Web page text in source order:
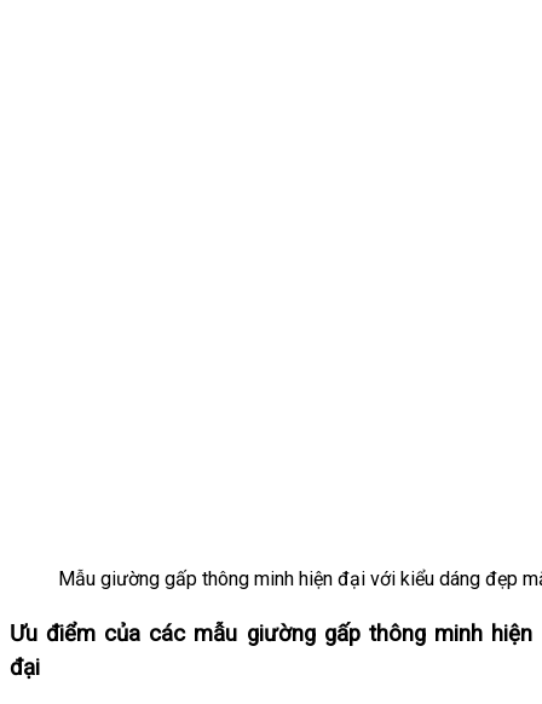
Mẫu giường gấp thông minh hiện đại với kiểu dáng đẹp
Ưu điểm của các mẫu giường gấp thông minh hiện
đại